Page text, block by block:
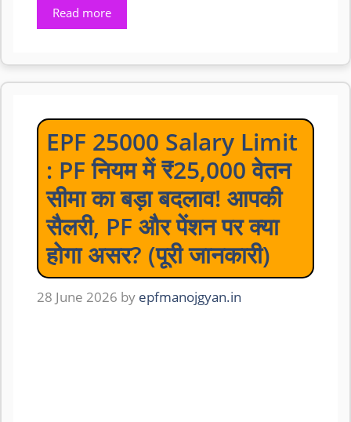
Read more
EPF 25000 Salary Limit
: PF नियम में ₹25,000 वेतन
सीमा का बड़ा बदलाव! आपकी
सैलरी, PF और पेंशन पर क्या
होगा असर? (पूरी जानकारी)
28 June 2026 by epfmanojgyan.in